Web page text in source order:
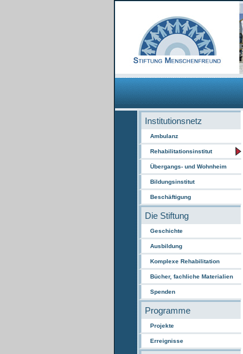
Institutionsnetz
Ambulanz
Rehabilitationsinstitut
Übergangs- und Wohnheim
Bildungsinstitut
Beschäftigung
Die Stiftung
Geschichte
Ausbildung
Komplexe Rehabilitation
Bücher, fachliche Materialien
Spenden
Programme
Projekte
Erreignisse